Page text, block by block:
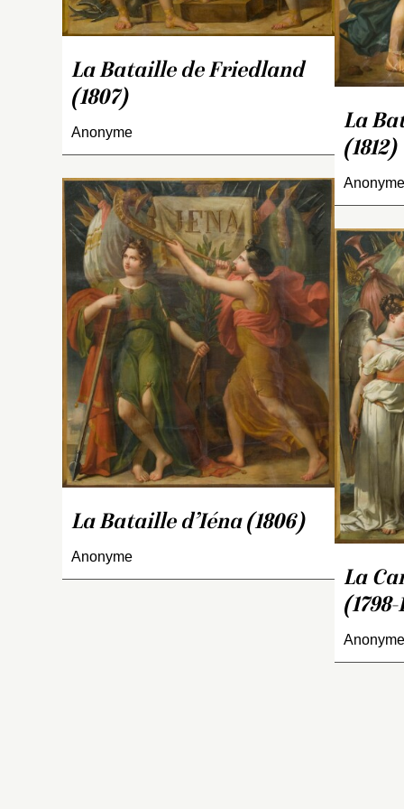
La Bataille de Friedland
(1807)
Anonyme
La Bataille d’Iéna (1806)
Anonyme
La
(1812)
Anonyme
La
(1798-
Anonyme